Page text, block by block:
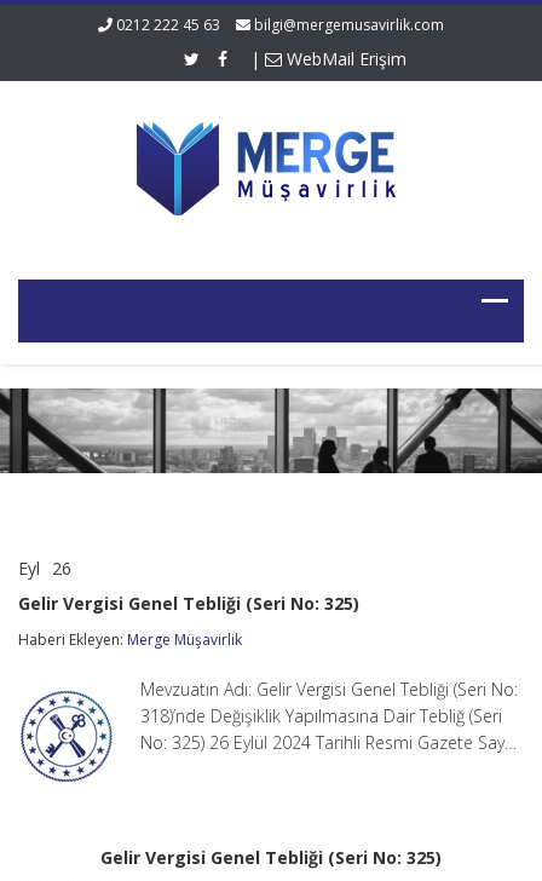
0212 222 45 63 bilgi@mergemusavirlik.com
| WebMail Erişim
Eyl 26
Genel
Tebliği
(Seri
için
Gelir Vergisi Genel Tebliği (Seri No: 325)
Haberi Ekleyen: Merge Müşavirlik
Mevzuatın Adı: Gelir Vergisi Genel Tebliği (Seri No:
318)’nde Değişiklik Yapılmasına Dair Tebliğ (Seri
No: 325) 26 Eylül 2024 Tarihli Resmi Gazete Say…
Gelir Vergisi Genel Tebliği (Seri No: 325)